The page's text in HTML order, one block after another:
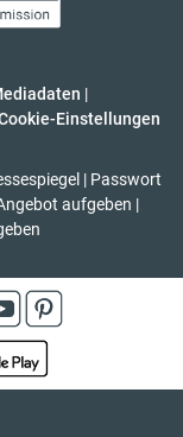
|
Einstellungen
| Passwort
aufgeben |